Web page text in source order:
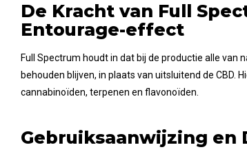
De Kracht van Full
Entourage-effect
Full Spectrum houdt in dat bij de productie alle
behouden blijven, in plaats van uitsluitend de CBD.
cannabinoïden, terpenen en flavonoïden.
Gebruiksaanwijzing en